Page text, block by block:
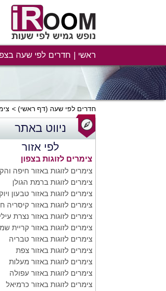
ראשי חדרים לפי שעה
חדרים לפי שעה (דף ראשי)
ניווט באתר
לפי אזור
צימרים לזוגות בצפון
צימרים לזוגות באזור חיפה
צימרים לזוגות ברמת הגולן
צימרים לזוגות באזור טבעון
צימרים לזוגות באזור קיסריה
צימרים לזוגות באזור נצרת
צימרים לזוגות באזור קריית
צימרים לזוגות באזור טבריה
צימרים לזוגות באזור צפת
צימרים לזוגות באזור מעלות
צימרים לזוגות באזור עפולה
צימרים לזוגות באזור כרמיאל